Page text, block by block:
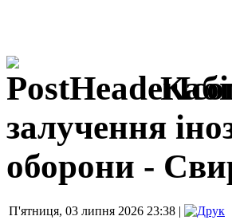
залучення
оборони -
П'ятниця, 03 липня 2026 23:38 |